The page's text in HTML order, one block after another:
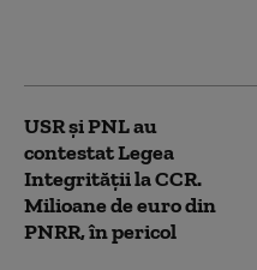
USR și PNL au
contestat Legea
Integrității la CCR.
Milioane de euro din
PNRR, în pericol